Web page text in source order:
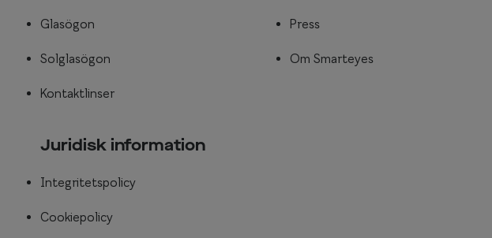
Glasögon
Solglasögon
Kontaktlinser
Press
Om Smarteyes
Juridisk information
Integritetspolicy
Cookiepolicy